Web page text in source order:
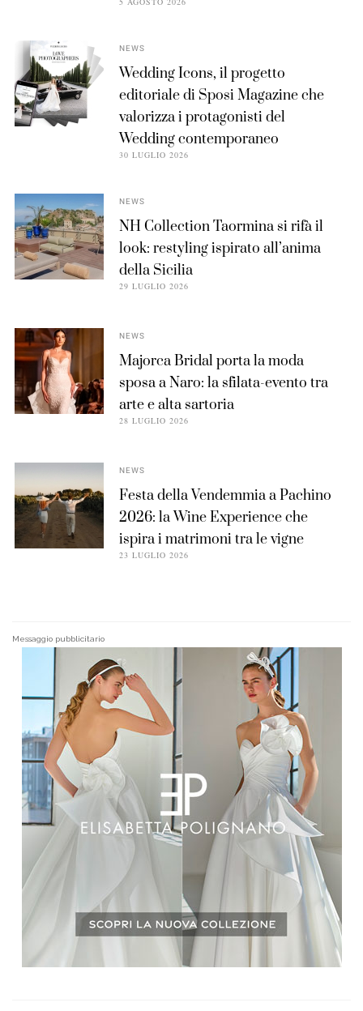
NEWS
Wedding Icons, il progetto
editoriale di Sposi Magazine che
valorizza i protagonisti del
Wedding contemporaneo
30 LUGLIO 2026
NEWS
NH Collection Taormina si rifà il
look: restyling ispirato all’anima
della Sicilia
29 LUGLIO 2026
NEWS
Majorca Bridal porta la moda
sposa a Naro: la sfilata-evento tra
arte e alta sartoria
28 LUGLIO 2026
NEWS
Festa della Vendemmia a Pachino
2026: la Wine Experience che
ispira i matrimoni tra le vigne
23 LUGLIO 2026
Messaggio pubblicitario